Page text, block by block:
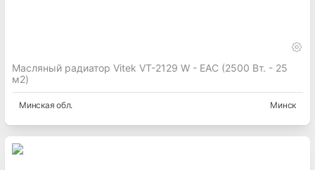
Масляный радиатор Vitek VT-2129 W - EAC (2500 Вт. - 25
м2)
Минская обл. Минск